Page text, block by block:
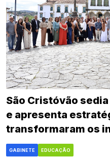
São Cristóvão
e apresenta
transformaram os
municipal
GABINETE EDUCAÇÃO